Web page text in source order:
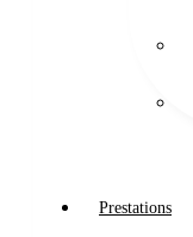
Prestations